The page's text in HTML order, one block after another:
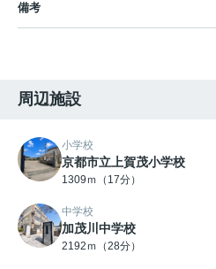
備考
周辺施設
小学校
京都市立上賀茂小学校
1309ｍ（17分）
中学校
加茂川中学校
2192ｍ（28分）